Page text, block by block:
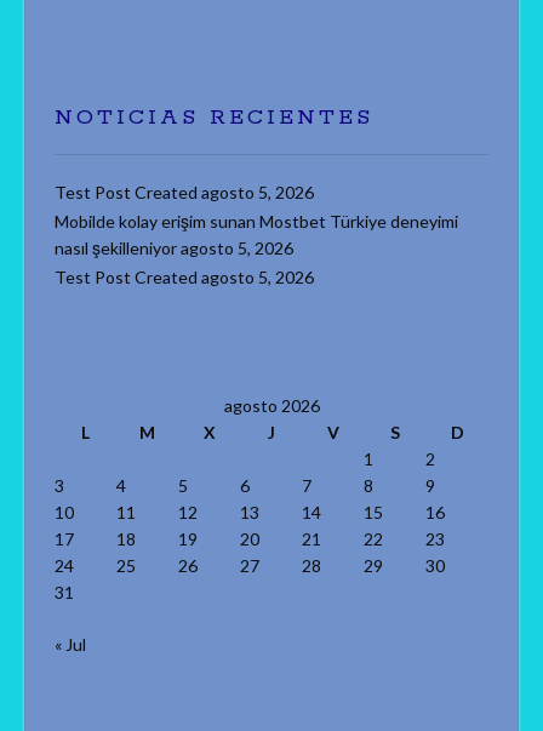
NOTICIAS RECIENTES
Test Post Created agosto 5, 2026
Mobilde kolay erişim sunan Mostbet Türkiye deneyimi
nasıl şekilleniyoragosto 5, 2026
Test Post Created agosto 5, 2026
agosto 2026
L
M X J V S
D
1
2
3
4 5 6 7 8
9
10
11 12 13 14 15
16
17
18 19 20 21 22
23
24
25 26 27 28 29
30
31
« Jul